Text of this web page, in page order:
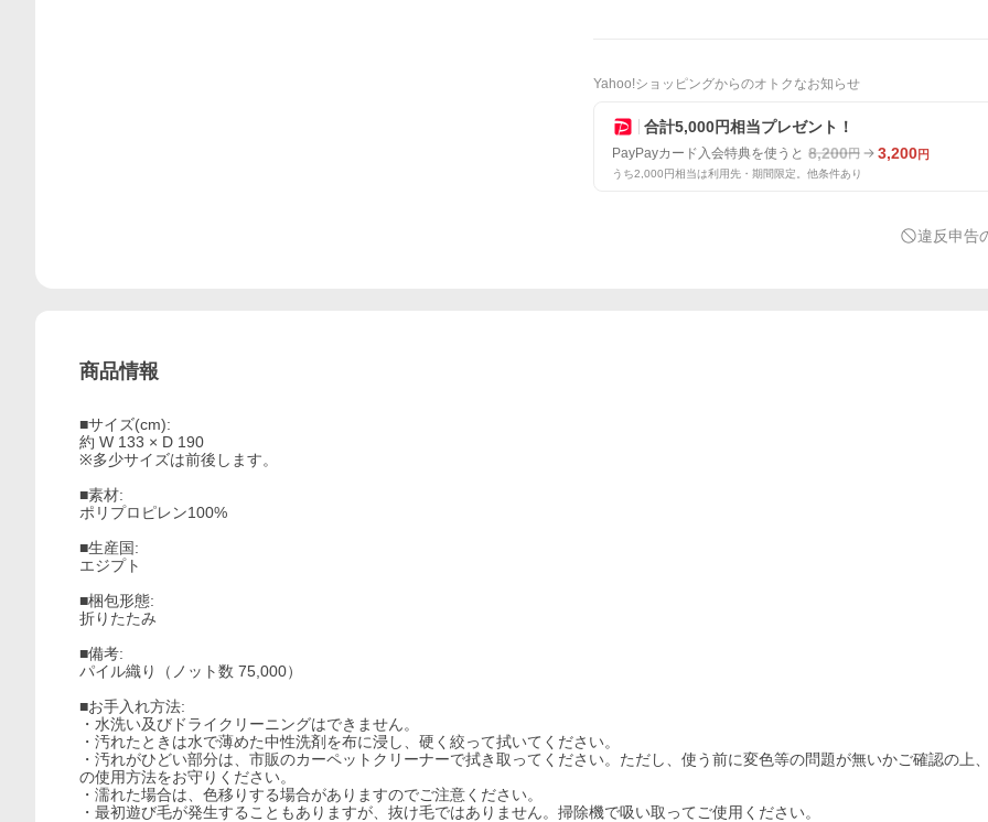
Yahoo!ショッピングからのオトクなお知らせ
合計5,000円相当プレゼント！
PayPayカード入会特典を使うと 8,200円 3,200円
うち2,000円相当は利用先・期間限定。他条件あり
違反申告
商品情報
■サイズ(cm):
約 W 133 × D 190
※多少サイズは前後します。
■素材:
ポリプロピレン100%
■生産国:
エジプト
■梱包形態:
折りたたみ
■備考:
パイル織り（ノット数 75,000）
■お手入れ方法:
・水洗い及びドライクリーニングはできません。
・汚れたときは水で薄めた中性洗剤を布に浸し、硬く絞って拭いてください。
・汚れがひどい部分は、市販のカーペットクリーナーで拭き取ってください。ただし、使う前に変色等の問題が無いかご確認の上
の使用方法をお守りください。
・濡れた場合は、色移りする場合がありますのでご注意ください。
・最初遊び毛が発生することもありますが、抜け毛ではありません。掃除機で吸い取ってご使用ください。